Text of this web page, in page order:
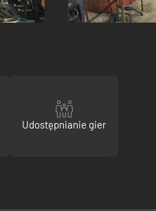
Udostępnianie gier